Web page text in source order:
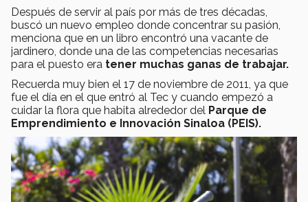
Después de servir al país por más de tres décadas,
buscó un nuevo empleo donde concentrar su pasión,
menciona que en un libro encontró una vacante de
jardinero, donde una de las competencias necesarias
para el puesto era tener muchas ganas de trabajar.
Recuerda muy bien el 17 de noviembre de 2011, ya que
fue el día en el que entró al Tec y cuando empezó a
cuidar la flora que habita alrededor del Parque de
Emprendimiento e Innovación Sinaloa (PEIS).